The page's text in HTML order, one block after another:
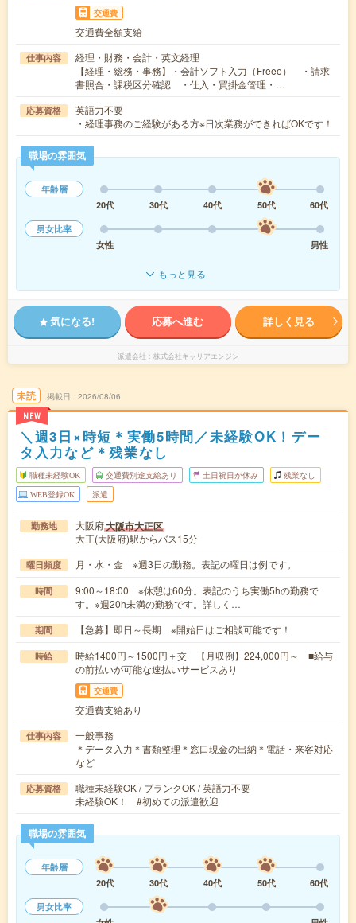
交通費
交通費全額支給
仕事内容
経理・財務・会計・英文経理
【経理・総務・事務】・会計ソフト入力（Freee） ・請求
書照合・課税区分確認 ・仕入・買掛金管理・…
応募資格
英語力不要
・経理事務のご経験がある方※日次業務ができればOKです！
職場の雰囲気
年齢層
20代
30代 40代 50代
60代
男女比率
女性
男性
もっと見る
気になる! 応募へ進む 詳しく見る
派遣会社 株式会社キャリアエンジン
未読
NEW
掲載日 2026/08/06
＼週3日×時短＊実働5時間／未経験OK！デー
タ入力など＊残業なし
職種未経験OK 交通費別途支給あり 土日祝日が休み 残業なし
WEB登録OK 派遣
勤務地 大阪府大阪市大正区
大正(大阪府)駅からバス15分
曜日頻度 月・水・金 ※週3日の勤務。表記の曜日は例です。
時間
9:00～18:00 ※休憩は60分。表記のうち実働5hの勤務で
す。※週20h未満の勤務です。詳しく…
期間 【急募】即日～長期 ※開始日はご相談可能です！
時給
時給1400円～1500円＋交 【月収例】224,000円～ ■給与
の前払いが可能な速払いサービスあり
交通費
交通費支給あり
仕事内容
一般事務
＊データ入力＊書類整理＊窓口現金の出納＊電話・来客対応
など
応募資格
職種未経験OK / ブランクOK / 英語力不要
未経験OK！ #初めての派遣歓迎
職場の雰囲気
年齢層
20代
30代 40代 50代
60代
男女比率